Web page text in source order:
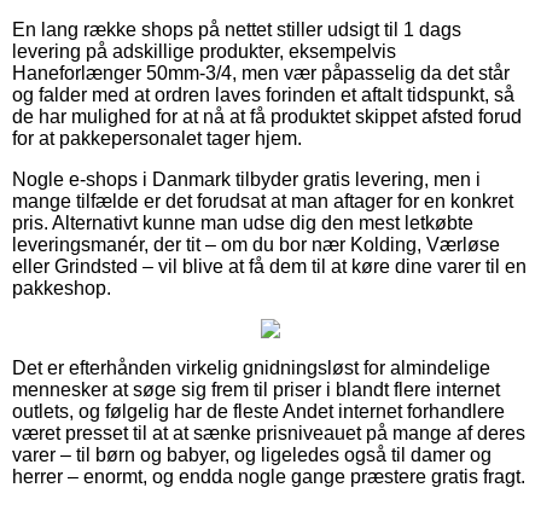
En lang række shops på nettet stiller udsigt til 1 dags
levering på adskillige produkter, eksempelvis
Haneforlænger 50mm-3/4, men vær påpasselig da det står
og falder med at ordren laves forinden et aftalt tidspunkt, så
de har mulighed for at nå at få produktet skippet afsted forud
for at pakkepersonalet tager hjem.
Nogle e-shops i Danmark tilbyder gratis levering, men i
mange tilfælde er det forudsat at man aftager for en konkret
pris. Alternativt kunne man udse dig den mest letkøbte
leveringsmanér, der tit – om du bor nær Kolding, Værløse
eller Grindsted – vil blive at få dem til at køre dine varer til en
pakkeshop.
Det er efterhånden virkelig gnidningsløst for almindelige
mennesker at søge sig frem til priser i blandt flere internet
outlets, og følgelig har de fleste Andet internet forhandlere
været presset til at at sænke prisniveauet på mange af deres
varer – til børn og babyer, og ligeledes også til damer og
herrer – enormt, og endda nogle gange præstere gratis fragt.